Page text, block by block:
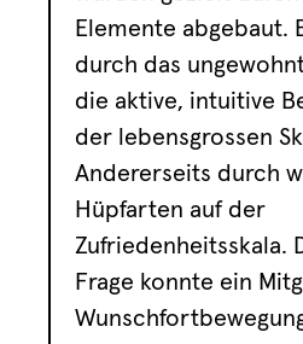
Elemente abgebaut.
durch das
die aktive, intuitive
der lebensgrossen
Andererseits durch
Hüpfarten auf der
Zufriedenheitsskala.
Frage konnte ein